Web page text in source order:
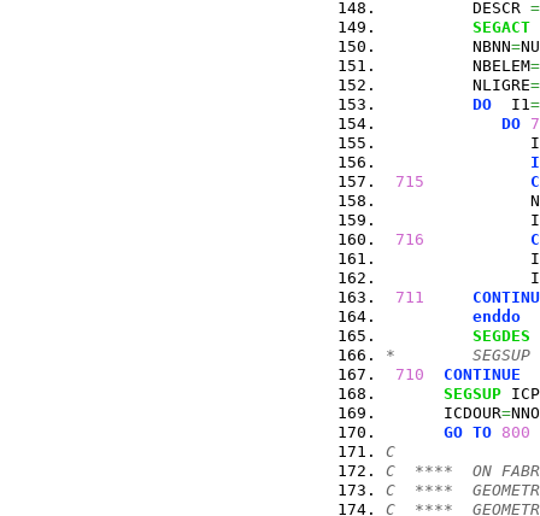
         DESCR
=
SEGACT
         NBNN
=
         NBELEM
=
         NLIGRE
=
DO
  I1
=
DO
715
716
711
enddo
SEGDES
*        SEGSUP
710
CONTINUE
SEGSUP
      ICDOUR
=
GO TO 800
C
C  ****  ON
C  ****
C  ****